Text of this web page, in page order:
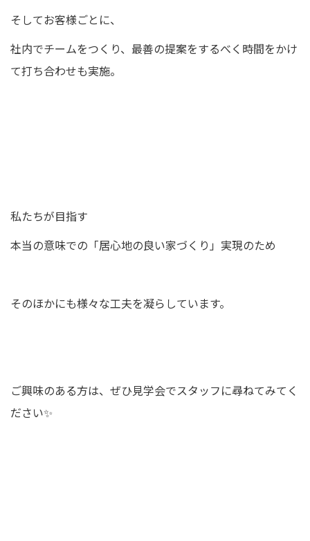
そしてお客様ごとに、
社内でチームをつくり、最善の提案をするべく時間をかけ
て打ち合わせも実施。
私たちが目指す
本当の意味での「居心地の良い家づくり」実現のため
そのほかにも様々な工夫を凝らしています。
ご興味のある方は、ぜひ見学会でスタッフに尋ねてみてく
ださい✨